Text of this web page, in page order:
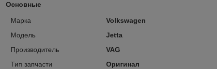
Основные
Марка
Volkswagen
Модель
Jetta
Производитель
VAG
Тип запчасти
Оригинал